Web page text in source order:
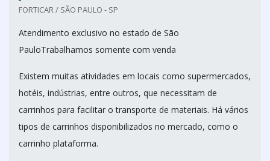
FORTICAR / SÃO PAULO - SP
Atendimento exclusivo no estado de São
PauloTrabalhamos somente com venda
Existem muitas atividades em locais como supermercados,
hotéis, indústrias, entre outros, que necessitam de
carrinhos para facilitar o transporte de materiais. Há vários
tipos de carrinhos disponibilizados no mercado, como o
carrinho plataforma.